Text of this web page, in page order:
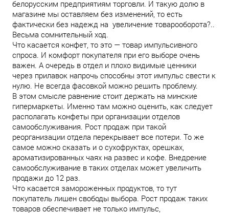
белорусским предприятиям торговли. И такую долю в
магазине мы оставляем без изменений, то есть
фактически без надежд на увеличение товарооборота?..
Весьма сомнительный ход.
Что касается конфет, то это — товар импульсивного
спроса. И комфорт покупателя при его выборе очень
важен. А очередь в отдел и плохо видимые ценники
через прилавок напрочь способны этот импульс свести к
нулю. Не всегда фасовкой можно решить проблему.
В этом смысле равнение стоит держать на минские
гипермаркеты. Именно там можно оценить, как следует
располагать конфеты при организации отделов
самообслуживания. Рост продаж при такой
реорганизации отдела перекрывает все потери. То же
самое можно сказать и о сухофруктах, орешках,
ароматизированных чаях на развес и кофе. Внедрение
самообслуживание в таких отделах может увеличить
продажи до 12 раз.
Что касается замороженных продуктов, то тут
покупатель лишен свободы выбора. Рост продаж таких
товаров обеспечивает не только импульс,